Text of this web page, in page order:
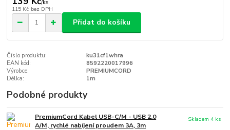
/ks
115 Kč bez DPH
Přidat do košíku
Číslo produktu:
ku31cf1whra
EAN kód:
8592220017996
Výrobce:
PREMIUMCORD
Délka:
1m
Podobné produkty
PremiumCord Kabel USB-C/M - USB 2.0
A/M, rychlé nabíjení proudem 3A, 3m
Skladem 4 ks